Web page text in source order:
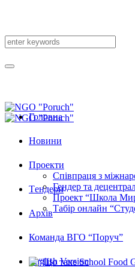
Головна
Новини
Проекти
Співпраця з
Гендер та
Проект “Школа
Табір онлайн
Tендери
Архів
Команда ВГО “Поруч”
English Version